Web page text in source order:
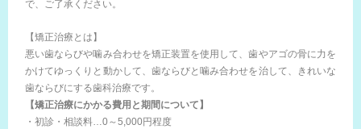
で、ご了承ください。
【矯正治療とは】
悪い歯ならびや噛み合わせを矯正装置を使用して、歯やアゴの骨に力を
かけてゆっくりと動かして、歯ならびと噛み合わせを治して、きれいな
歯ならびにする歯科治療です。
【矯正治療にかかる費用と期間について】
・初診・相談料…0～5,000円程度